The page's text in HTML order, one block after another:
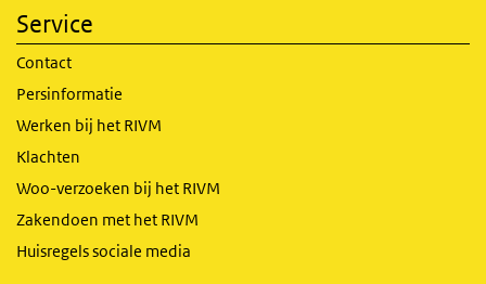
Service
Contact
Persinformatie
Werken bij het RIVM
Klachten
Woo-verzoeken bij het RIVM
Zakendoen met het RIVM
Huisregels sociale media